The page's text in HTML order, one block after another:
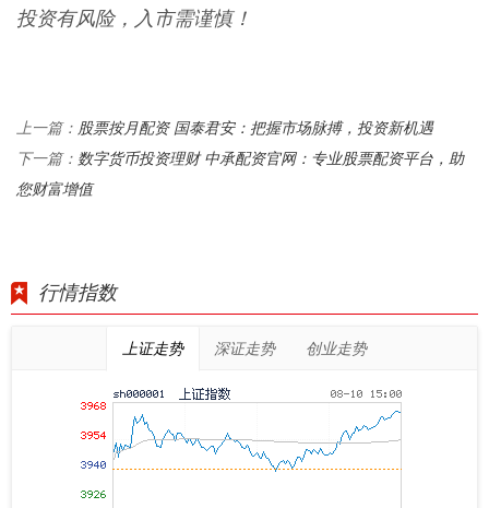
投资有风险，入市需谨慎！
上一篇： 股票按月配资 国泰君安：把握市场脉搏，投资新机遇
下一篇： 数字货币投资理财 中承配资官网：专业股票配资平台，助
您财富增值
行情指数
上证走势 深证走势 创业走势